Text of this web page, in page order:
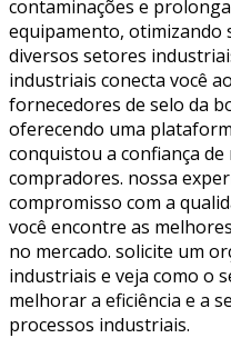
contaminações e
equipamento, otimizando
diversos setores
industriais conecta você
fornecedores de selo da
oferecendo uma
conquistou a confiança de
compradores. nossa
compromisso com a
você encontre as
no mercado. solicite um
industriais e veja como o
melhorar a eficiência e a
processos industriais.